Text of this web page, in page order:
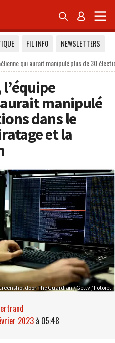
 
FIL INFO
NEWSLETTERS
qui aurait manipulé plus de 30
l’équipe
manipulé
dans le
et la
door The Guardian / Getty / Fotojet
2023 à 05:48